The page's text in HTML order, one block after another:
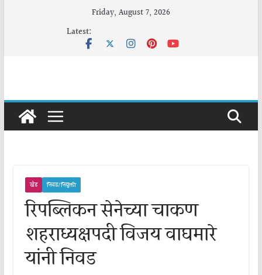
Friday, August 7, 2026
Latest:
खेड निवड/नियुक्ती
रिपब्लिकन सेनेच्या चाकण
शहराध्यक्षपदी विजय वाघमारे
यांनी निवड